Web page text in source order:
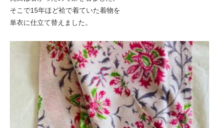
そこで15年ほど袷で着ていた着物を
単衣に仕立て替えました。